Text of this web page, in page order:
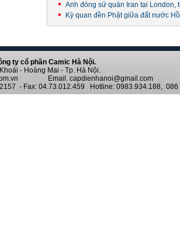
Anh đóng sứ quán Iran tại London,
Kỳ quan đền Phật giữa đất nước
ty cổ phần Camic Hà Nội.
- Hoàng Mai - Tp. Hà Nội.
Email. capdienhanoi@gmail.com
- Fax: 04.73.012.459 Hotline: 0983.934.188, 086